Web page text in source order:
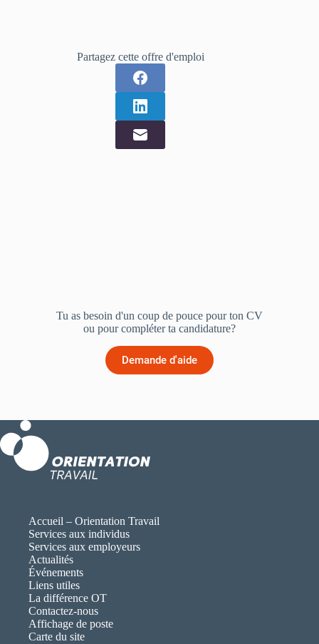
Partagez cette offre d'emploi
Tu as besoin d'un coup de pouce pour ton CV
ou pour compléter ta candidature?
Demande d'aide
Accueil – Orientation Travail
Services aux individus
Services aux employeurs
Actualités
Événements
Liens utiles
La différence OT
Contactez-nous
Affichage de poste
Carte du site